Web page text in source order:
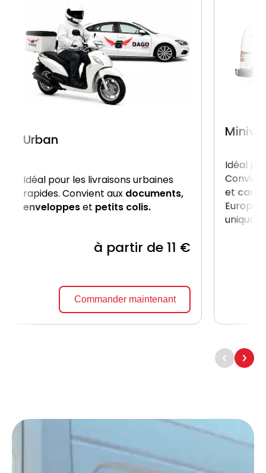
Urban
Idéal pour les livraisons urbaines
rapides. Convient aux documents,
enveloppeset petits colis.
à partir de 11 €
Commander maintenant
Idéal
et
Europe,